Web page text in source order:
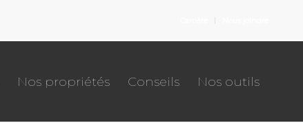
Nos propriétés Conseils Nos outils